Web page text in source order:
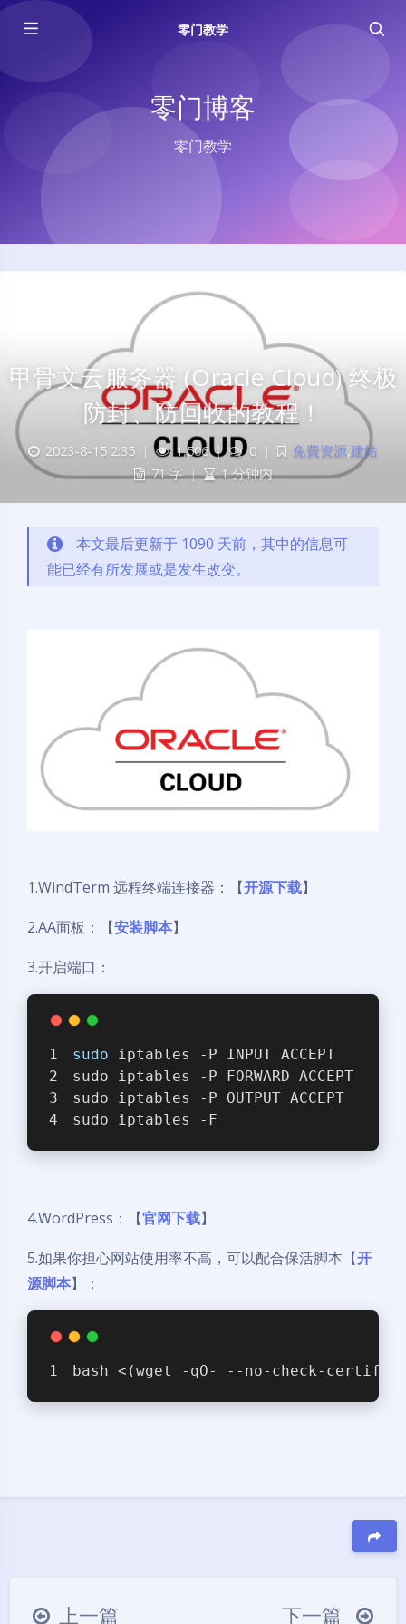
零门教学
零门博客
零门教学
甲骨文云服务器 (Oracle Cloud) 终极
防封、防回收的教程！
2023-8-15 2:35 | 1,506 | 0 | 免費资源,建站
71 字 | 1 分钟内
本文最后更新于 1090 天前，其中的信息可
能已经有所发展或是发生改变。
1.WindTerm 远程终端连接器：【开源下载】
2.AA面板：【安装脚本】
3.开启端口：
sudo iptables -P INPUT ACCEPT
sudo iptables -P FORWARD ACCEPT
sudo iptables -P OUTPUT ACCEPT
sudo iptables -F
4.WordPress：【官网下载】
5.如果你担心网站使用率不高，可以配合保活脚本【开
源脚本】：
bash <(wget -qO- --no-check-
上一篇 下一篇